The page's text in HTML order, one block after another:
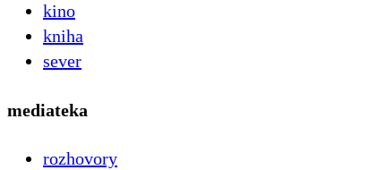
kino
kniha
sever
mediateka
rozhovory